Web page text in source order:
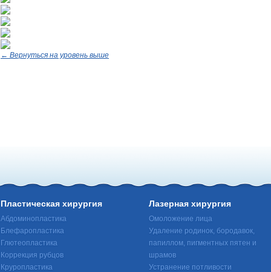
← Вернуться на уровень выше
Пластическая хирургия
Абдоминопластика
Блефаропластика
Глютеопластика
Коррекция рубцов
Круропластика
Лазерная хирургия
Омоложение лица
Удаление родинок, бородавок,
папиллом, пигментных пятен и
шрамов
Устранение потливости